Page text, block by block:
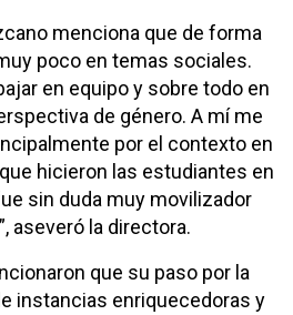
menciona que de forma
poco en temas sociales.
en equipo y sobre todo en
de género. A mí me
por el contexto en
hicieron las estudiantes en
sin duda muy movilizador
aseveró la directora.
que su paso por la
instancias enriquecedoras y